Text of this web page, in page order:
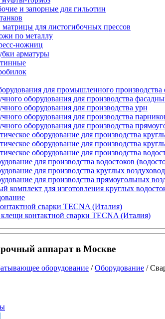
и запорные для гильотин
для листогибочных прессов
по металлу
ножниц
арматуры
для промышленного производства
оборудования для производства
оборудования для производства урн
оборудования для производства
оборудования для производства
оборудование для производства
оборудование для производства
оборудование для производства
для производства водостоков
для производства круглых
для производства прямоугольных
комплект для изготовления круглых
сварки TECNA (Италия)
контактной сварки TECNA (Италия)
аппарат в Москве
оборудование /Оборудование /